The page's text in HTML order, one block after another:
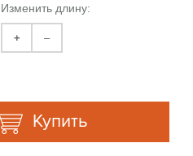
Изменить длину:
+ –
Купить